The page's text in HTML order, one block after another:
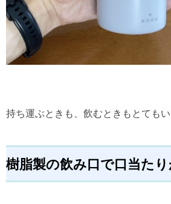
持ち運ぶときも、飲むときもとてもい
樹脂製の飲み口で口当た